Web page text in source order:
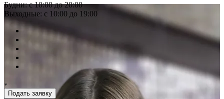
Будни: с 10:00 до 20:00
Выходные: с 10:00 до 19:00
Подать заявку